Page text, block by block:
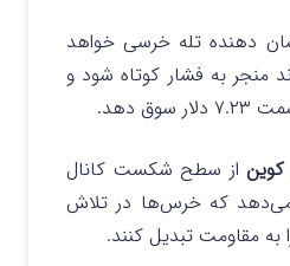
دهنده تله خرسی خواهد
منجر به فشار کوتاه شود و
سوق دهد.
از سطح شکست کانال
می‌دهد که خرس‌ها در تلاش
مقاومت تبدیل کنند.